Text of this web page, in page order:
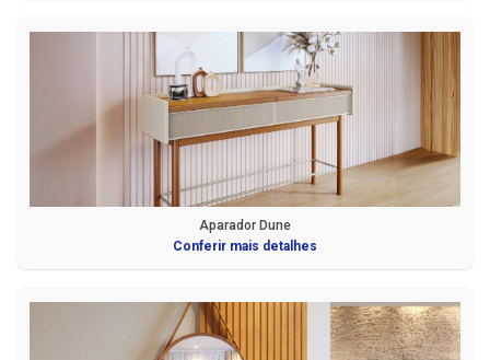
Aparador Dune
Conferir mais detalhes